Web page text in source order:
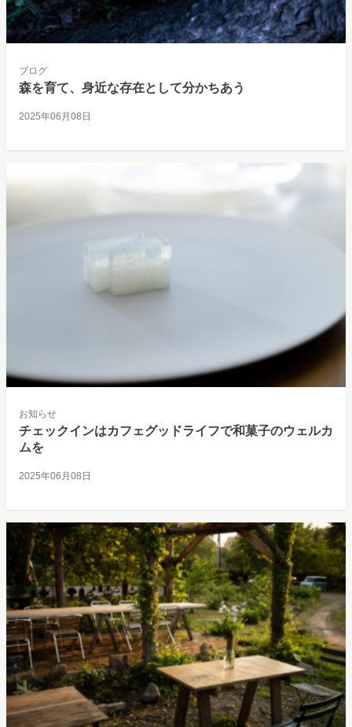
ブログ
森を育て、身近な存在として分かちあう
2025年06月08日
お知らせ
チェックインはカフェグッドライフで和菓子のウェルカ
ムを
2025年06月08日